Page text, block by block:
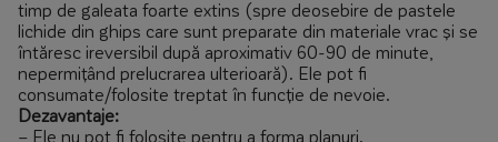
timp de galeata foarte extins (spre deosebire de pastele
lichide din ghips care sunt preparate din materiale vrac și se
întăresc ireversibil după aproximativ 60-90 de minute,
nepermițând prelucrarea ulterioară). Ele pot fi
consumate/folosite treptat în funcție de nevoie.
Dezavantaje:
– Ele nu pot fi folosite pentru a forma planuri.